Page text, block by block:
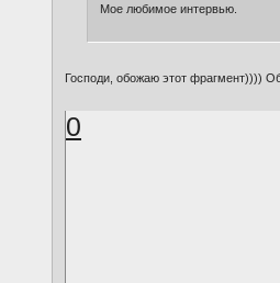
Мое любимое интервью.
Господи, обожаю этот фрагмент))))
0